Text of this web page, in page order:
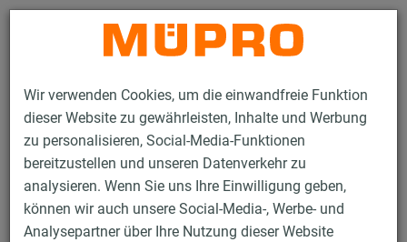
Wir verwenden Cookies, um die einwandfreie Funktion
dieser Website zu gewährleisten, Inhalte und Werbung
zu personalisieren, Social-Media-Funktionen
bereitzustellen und unseren Datenverkehr zu
analysieren. Wenn Sie uns Ihre Einwilligung geben,
können wir auch unsere Social-Media-, Werbe- und
Analysepartner über Ihre Nutzung dieser Website
Kontakt
Produkte Befestigungstechnik
Rohrschellen
ISO-Schellen Typ H, M, T